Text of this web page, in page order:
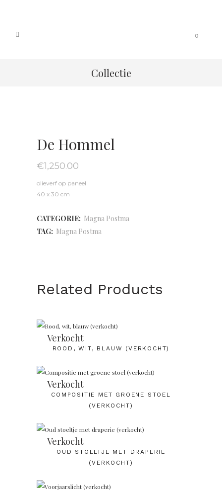
0
Collectie
De Hommel
€1,250.00
olieverf op paneel
40 x 30 cm
CATEGORIE: Magna Postma
TAG: Magna Postma
Related Products
Verkocht
ROOD, WIT, BLAUW (VERKOCHT)
Verkocht
COMPOSITIE MET GROENE STOEL
(VERKOCHT)
Verkocht
OUD STOELTJE MET DRAPERIE
(VERKOCHT)